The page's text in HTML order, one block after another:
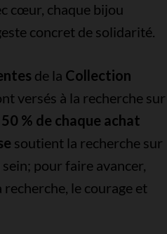
cœur, chaque bijou
concret de solidarité.
de la Collection
versés à la recherche sur
50 % de chaque achat
soutient la recherche sur
sein; pour faire avancer,
recherche, le courage et